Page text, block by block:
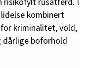
kombinert
kriminalitet, vold,
boforhold